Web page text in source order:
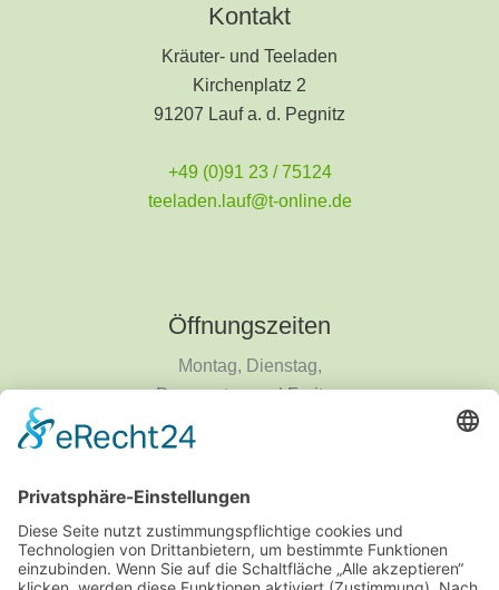
Kontakt
Kräuter- und Teeladen
Kirchenplatz 2
91207 Lauf a. d. Pegnitz
+49 (0)91 23 / 75124
teeladen.lauf@t-online.de
Öffnungszeiten
Montag, Dienstag,
Donnerstag und Freitag
9 - 14 Uhr